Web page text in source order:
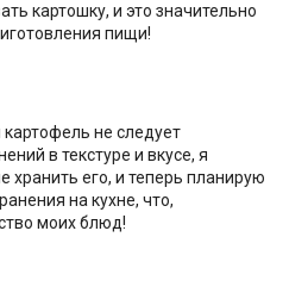
картошку, и это значительно
пищи!
не следует
в текстуре и вкусе, я
хранить его, и теперь планирую
на кухне, что,
моих блюд!